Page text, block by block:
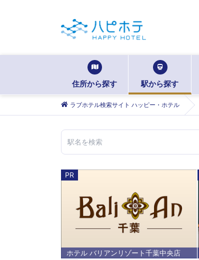
住所から探す 駅から探す
ラブホテル検索サイト ハッピー・ホテル
PR
ホテル バリアンリゾート千葉中央店